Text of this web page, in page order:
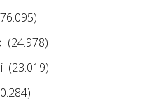
(24.978)
(23.019)